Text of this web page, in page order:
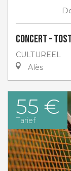
Concert -
CULTUREEL
Alès
55 €
Tarief